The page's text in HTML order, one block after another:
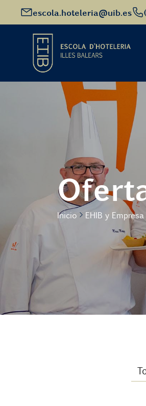
escola.hoteleria@uib.es
Oferta académica
Futuro alumnado
EHIB y Empresa
Contacto
Login
Inicio EHIB y Empresa